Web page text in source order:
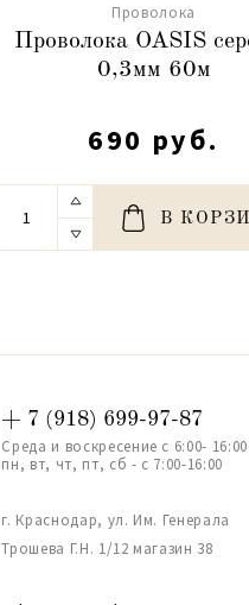
Проволока
Проволока OASIS
0,3мм 60м
690 руб.
В
+ 7 (918) 699-97-87
Среда и воскресение с 6:00-
пн, вт, чт, пт, сб - с 7:00-16:00
г. Краснодар, ул. Им. Генерала
Трошева Г.Н. 1/12 магазин 38